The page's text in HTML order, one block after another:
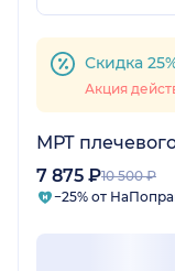
Скидка
Акция
МРТ
7 875 ₽10 500 ₽
−25% от